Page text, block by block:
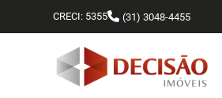
CRECI: 5355 (31) 3048-4455